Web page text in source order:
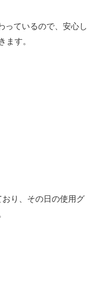
っているので、安心し
ます。
り、その日の使用グ